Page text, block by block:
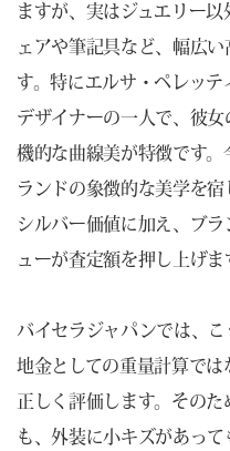
ますが、実はジュエリー
ェアや筆記具など、幅広
す。特にエルサ・ペレッ
デザイナーの一人で、彼
機的な曲線美が特徴です
ランドの象徴的な美学を
シルバー価値に加え、ブ
ューが査定額を押し上げま
バイセラジャパンでは、
地金としての重量計算では
正しく評価します。その
も、外装に小キズがあっ